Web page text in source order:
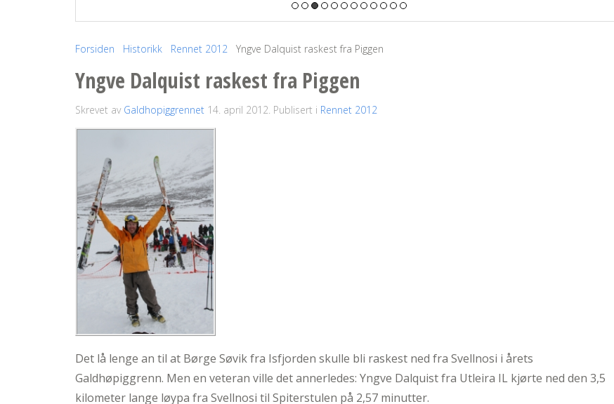
Forsiden Historikk Rennet 2012 Yngve Dalquist raskest fra Piggen
Yngve Dalquist raskest fra Piggen
Skrevet av Galdhopiggrennet 14. april 2012. Publisert i Rennet 2012
Det lå lenge an til at Børge Søvik fra Isfjorden skulle bli raskest ned fra Svellnosi i årets
Galdhøpiggrenn. Men en veteran ville det annerledes: Yngve Dalquist fra Utleira IL kjørte ned den 3,5
kilometer lange løypa fra Svellnosi til Spiterstulen på 2,57 minutter.